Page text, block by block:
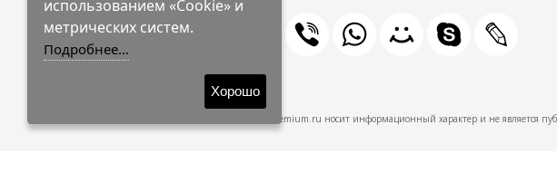
© 2009-2026 Shaik-Premium
Shaik-Premium.ru носит информационный характер и не является
использованием «Cookie» и
метрических систем.
Подробнее...
Хорошо